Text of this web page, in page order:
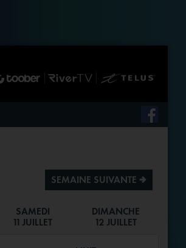
SEMAINE SUIVANTE ª
SAMEDI
11 JUILLET
DIMANCHE
12 JUILLET